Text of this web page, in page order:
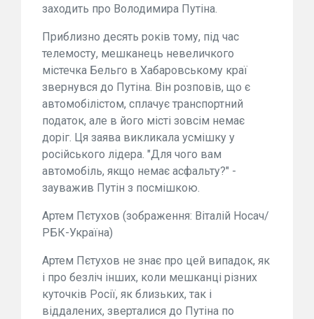
заходить про Володимира Путіна.
Приблизно десять років тому, під час
телемосту, мешканець невеличкого
містечка Бельго в Хабаровському краї
звернувся до Путіна. Він розповів, що є
автомобілістом, сплачує транспортний
податок, але в його місті зовсім немає
доріг. Ця заява викликала усмішку у
російського лідера. "Для чого вам
автомобіль, якщо немає асфальту?" -
зауважив Путін з посмішкою.
Артем Пєтухов (зображення: Віталій Носач/
РБК-Україна)
Артем Пєтухов не знає про цей випадок, як
і про безліч інших, коли мешканці різних
куточків Росії, як близьких, так і
віддалених, зверталися до Путіна по